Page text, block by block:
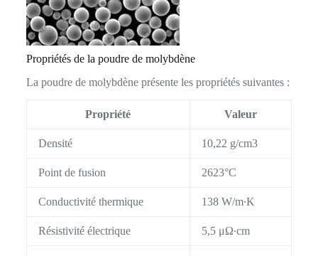
Propriétés de la poudre de molybdène
La poudre de molybdène présente les propriétés suivantes :
Propriété Valeur
Densité 10,22 g/cm3
Point de fusion 2623°C
Conductivité thermique 138 W/m∙K
Résistivité électrique 5,5 μΩ∙cm